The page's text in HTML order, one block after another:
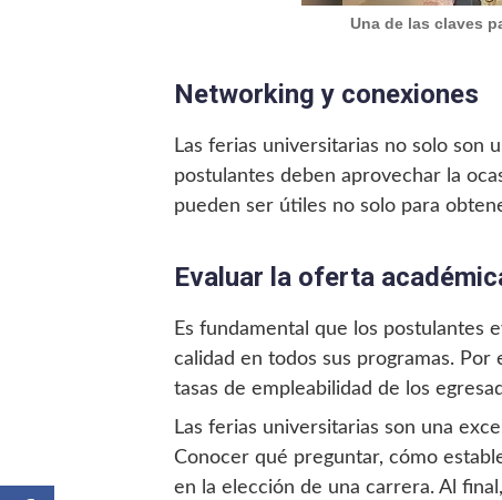
Una de las claves
Networking y conexiones
Las ferias universitarias no solo son
postulantes deben aprovechar la
pueden ser útiles no solo para
Evaluar la oferta
Es fundamental que los postulantes
calidad en todos sus programas.
tasas de empleabilidad de los
Las ferias universitarias son una
Conocer qué preguntar, cómo
en la elección de una carrera. Al